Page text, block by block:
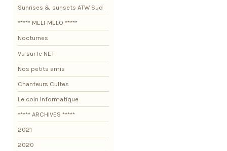
Sunrises & sunsets ATW Sud
***** MELI-MELO *****
Nocturnes
Vu sur le NET
Nos petits amis
Chanteurs Cultes
Le coin Informatique
***** ARCHIVES *****
2021
2020